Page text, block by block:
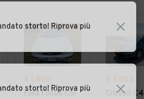
Ford Focus 1.6i
Citroen C4
storto! Riprova più
storto! Riprova più